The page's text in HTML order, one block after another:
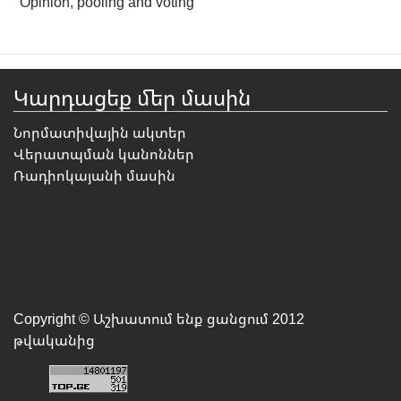
Կարդացեք մեր մասին
Նորմատիվային ակտեր
Վերատպման կանոններ
Ռադիոկայանի մասին
Copyright © Աշխատում ենք ցանցում 2012
թվականից